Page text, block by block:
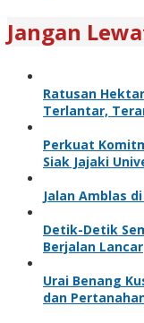
Jangan
Ratusan
Terlantar,
Perkuat
Siak Jajaki
Jalan Amblas
Detik-Detik
Berjalan Lancar
Urai Benang
dan